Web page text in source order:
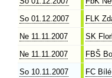
So 01.12.2007
FLK
Ne 11.11.2007
SK
Ne 11.11.2007
FBŠ
So 10.11.2007
FC